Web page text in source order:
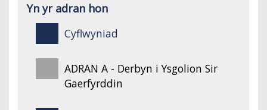
Yn yr adran hon
Cyflwyniad
ADRAN A - Derbyn i Ysgolion Sir
Gaerfyrddin